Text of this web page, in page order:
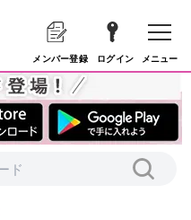
メンバー登録 ログイン メニュー